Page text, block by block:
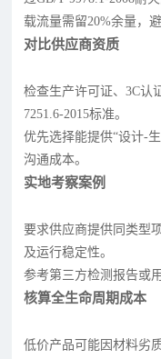
载流量需留20%余量，
对比供应商资质
检查生产许可证、3C认
7251.6-2015标准。
优先选择能提供“设计-
沟通成本。
实地考察案例
要求供应商提供同类型
及运行稳定性。
参考第三方检测报告或
核算全生命周期成本
低价产品可能因材料劣